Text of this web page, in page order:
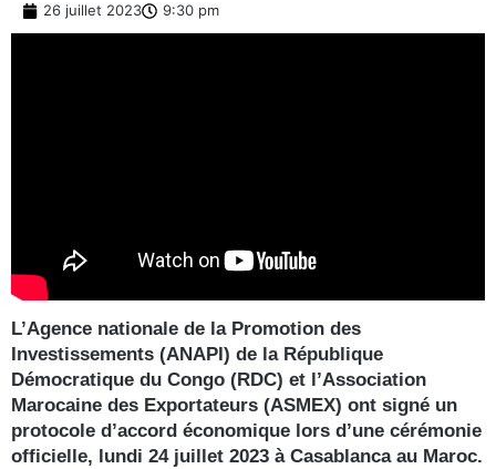
26 juillet 2023 9:30 pm
L’Agence nationale de la Promotion des
Investissements (ANAPI) de la République
Démocratique du Congo (RDC) et l’Association
Marocaine des Exportateurs (ASMEX) ont signé un
protocole d’accord économique lors d’une cérémonie
officielle, lundi 24 juillet 2023 à Casablanca au Maroc.